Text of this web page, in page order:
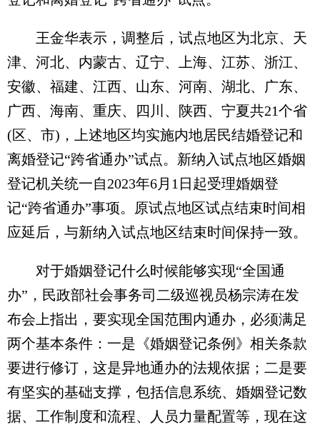
王金华表示，调整后，试点地区为北京、天
津、河北、内蒙古、辽宁、上海、江苏、浙江、
安徽、福建、江西、山东、河南、湖北、广东、
广西、海南、重庆、四川、陕西、宁夏共21个省
(区、市)，上述地区均实施内地居民结婚登记和
离婚登记“跨省通办”试点。新纳入试点地区婚姻
登记机关统一自2023年6月1日起受理婚姻登
记“跨省通办”事项。原试点地区试点结束时间相
应延后，与新纳入试点地区结束时间保持一致。
对于婚姻登记什么时候能够实现“全国通
办”，民政部社会事务司二级巡视员杨宗涛在发
布会上指出，要实现全国范围内通办，必须满足
两个基本条件：一是《婚姻登记条例》相关条款
要进行修订，这是异地通办的法规依据；二是要
有坚实的基础支撑，包括信息系统、婚姻登记数
据、工作制度和流程、人员力量配置等，现在这